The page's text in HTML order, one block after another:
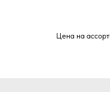
Цена на